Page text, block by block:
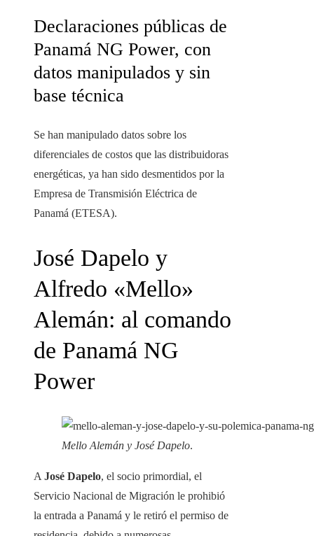
Declaraciones públicas de
Panamá NG Power, con
datos manipulados y sin
base técnica
Se han manipulado datos sobre los
diferenciales de costos que las distribuidoras
energéticas, ya han sido desmentidos por la
Empresa de Transmisión Eléctrica de
Panamá (ETESA).
José Dapelo y
Alfredo «Mello»
Alemán: al comando
de Panamá NG
Power
Mello Alemán y José Dapelo.
A José Dapelo, el socio primordial, el
Servicio Nacional de Migración le prohibió
la entrada a Panamá y le retiró el permiso de